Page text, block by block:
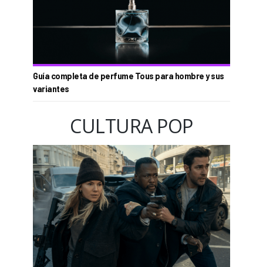
Guía completa de perfume Tous para hombre y sus
variantes
CULTURA POP